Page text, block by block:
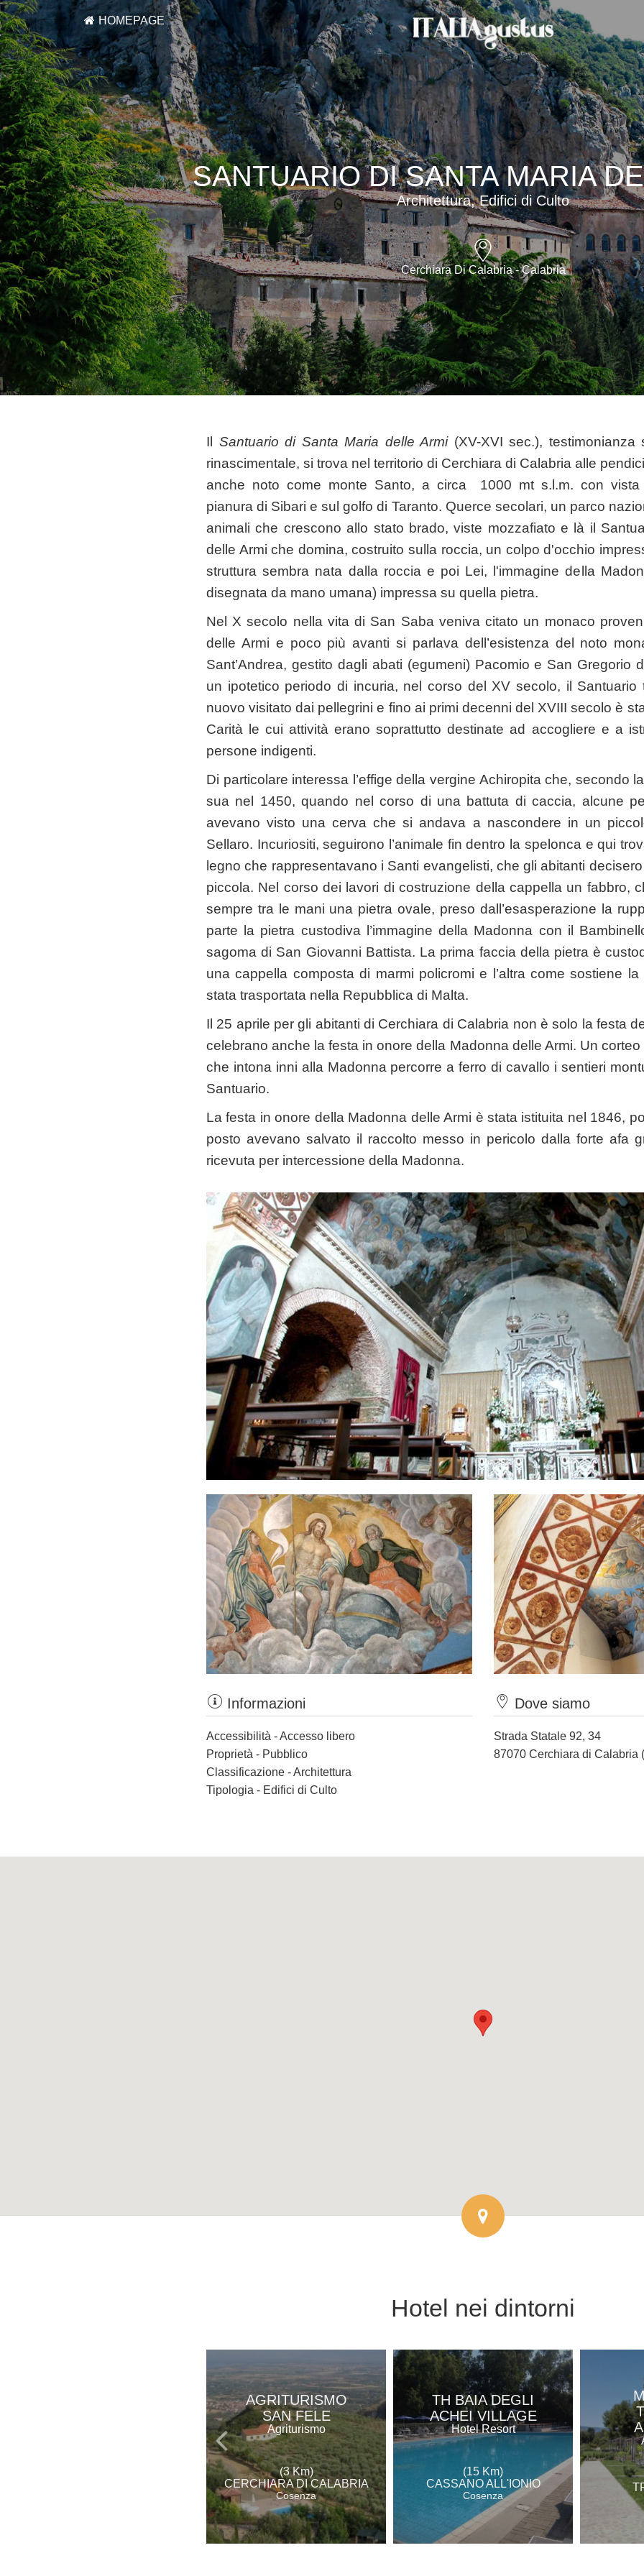
HOMEPAGE
SANTUARIO DI SANTA MARIA
Architettura, Edifici di Culto
Cerchiara Di Calabria - Calabria
Il Santuario di Santa Maria delle Armi(XV-XVI sec.), testimonianza
rinascimentale, si trova nel territorio di Cerchiara di Calabria alle
anche noto come monte Santo, a circa 1000 mt s.l.m. con vista
pianura di Sibari e sul golfo di Taranto. Querce secolari, un parco
animali che crescono allo stato brado, viste mozzafiato e là il
delle Armi che domina, costruito sulla roccia, un colpo d'occhio
struttura sembra nata dalla roccia e poi Lei, l'immagine della
disegnata da mano umana) impressa su quella pietra.
Nel X secolo nella vita di San Saba veniva citato un monaco
delle Armi e poco più avanti si parlava dell’esistenza del noto
Sant’Andrea, gestito dagli abati (egumeni) Pacomio e San Gregorio
un ipotetico periodo di incuria, nel corso del XV secolo, il
nuovo visitato dai pellegrini e fino ai primi decenni del XVIII secolo è
Carità le cui attività erano soprattutto destinate ad accogliere e a
persone indigenti.
Di particolare interessa l’effige della vergine Achiropita che, secondo
sua nel 1450, quando nel corso di una battuta di caccia, alcune
avevano visto una cerva che si andava a nascondere in un
Sellaro. Incuriositi, seguirono l’animale fin dentro la spelonca e qui
legno che rappresentavano i Santi evangelisti, che gli abitanti
piccola. Nel corso dei lavori di costruzione della cappella un fabbro,
sempre tra le mani una pietra ovale, preso dall’esasperazione la
parte la pietra custodiva l’immagine della Madonna con il
sagoma di San Giovanni Battista. La prima faccia della pietra è
una cappella composta di marmi policromi e l’altra come sostiene
stata trasportata nella Repubblica di Malta.
Il 25 aprile per gli abitanti di Cerchiara di Calabria non è solo la festa
celebrano anche la festa in onore della Madonna delle Armi. Un
che intona inni alla Madonna percorre a ferro di cavallo i sentieri
Santuario.
La festa in onore della Madonna delle Armi è stata istituita nel 1846,
posto avevano salvato il raccolto messo in pericolo dalla forte afa
ricevuta per intercessione della Madonna.
Informazioni
Accessibilità - Accesso libero
Proprietà - Pubblico
Classificazione - Architettura
Tipologia - Edifici di Culto
Dove siamo
Strada Statale 92, 34
87070 Cerchiara di Calabria
Hotel nei dintorni
AGRITURISMO
SAN FELE
Agriturismo
(3 Km)
CERCHIARA DI CALABRIA
Cosenza
TH BAIA DEGLI
ACHEI VILLAGE
Hotel Resort
(15 Km)
CASSANO ALL'IONIO
Cosenza